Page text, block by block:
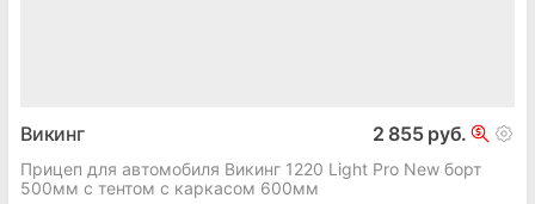
Викинг 2 855 руб.
Прицеп для автомобиля Викинг 1220 Light Pro New борт
500мм с тентом с каркасом 600мм